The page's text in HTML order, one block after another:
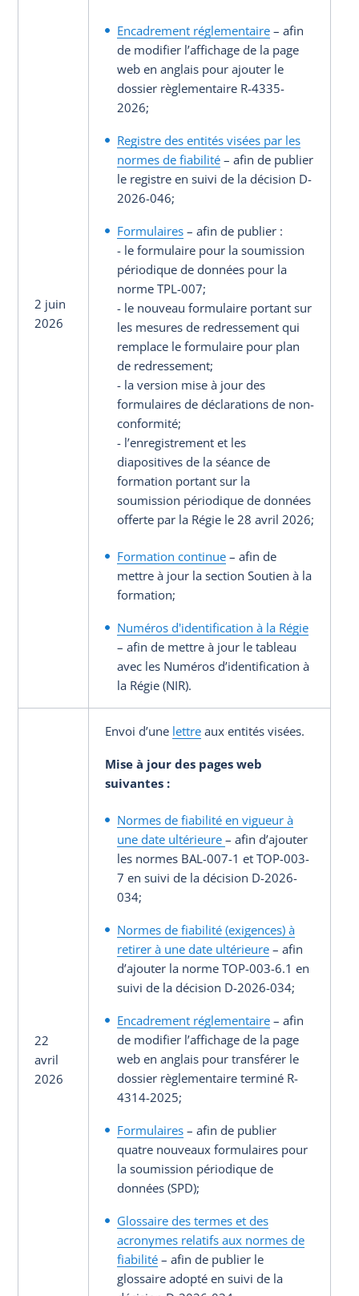
2 juin
2026
Encadrement réglementaire – afin
de modifier l’affichage de la page
web en anglais pour ajouter le
dossier règlementaire R-4335-
2026;
Registre des entités visées par les
normes de fiabilité – afin de publier
le registre en suivi de la décision D-
2026-046;
Formulaires – afin de publier :
- le formulaire pour la soumission
périodique de données pour la
norme TPL-007;
- le nouveau formulaire portant sur
les mesures de redressement qui
remplace le formulaire pour plan
de redressement;
- la version mise à jour des
formulaires de déclarations de non-
conformité;
- l’enregistrement et les
diapositives de la séance de
formation portant sur la
soumission périodique de données
offerte par la Régie le 28 avril 2026;
Formation continue – afin de
mettre à jour la section Soutien à la
formation;
Numéros d'identification à la Régie
– afin de mettre à jour le tableau
avec les Numéros d’identification à
la Régie (NIR).
22
avril
2026
Envoi d’une lettre aux entités visées.
Mise à jour des pages web
suivantes :
Normes de fiabilité en vigueur à
une date ultérieure – afin d’ajouter
les normes BAL-007-1 et TOP-003-
7 en suivi de la décision D-2026-
034;
Normes de fiabilité (exigences) à
retirer à une date ultérieure – afin
d’ajouter la norme TOP-003-6.1 en
suivi de la décision D-2026-034;
Encadrement réglementaire – afin
de modifier l’affichage de la page
web en anglais pour transférer le
dossier règlementaire terminé R-
4314-2025;
Formulaires – afin de publier
quatre nouveaux formulaires pour
la soumission périodique de
données (SPD);
Glossaire des termes et des
acronymes relatifs aux normes de
fiabilité – afin de publier le
glossaire adopté en suivi de la